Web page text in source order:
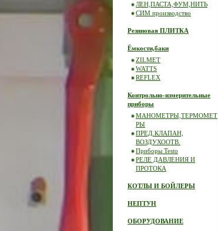
ЛЕН,ПАСТА,ФУМ,НИТЬ
СИМ производство
Резиновая ПЛИТКА
Ёмкости,баки
ZILMET
WATTS
REFLEX
Контрольно-измерительные
приборы
МАНОМЕТРЫ,ТЕРМОМЕТ
РЫ
ПРЕД.КЛАПАН,
ВОЗДУХООТВ.
Приборы Testo
РЕЛЕ ДАВЛЕНИЯ И
ПРОТОКА
КОТЛЫ И БОЙЛЕРЫ
НЕПТУН
ОБОРУДОВАНИЕ